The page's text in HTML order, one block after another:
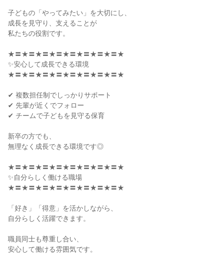
子どもの「やってみたい」を大切にし、
成長を見守り、支えることが
私たちの役割です。
★〓★〓★〓★〓★〓★〓★〓★〓★
✨安心して成長できる環境
★〓★〓★〓★〓★〓★〓★〓★〓★
✔ 複数担任制でしっかりサポート
✔ 先輩が近くでフォロー
✔ チームで子どもを見守る保育
新卒の方でも、
無理なく成長できる環境です◎
★〓★〓★〓★〓★〓★〓★〓★〓★
✨自分らしく働ける職場
★〓★〓★〓★〓★〓★〓★〓★〓★
「好き」「得意」を活かしながら、
自分らしく活躍できます。
職員同士も尊重し合い、
安心して働ける雰囲気です。